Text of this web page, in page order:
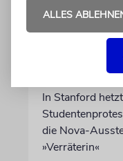
In Stanford
die Nova-
»Verräterin«
ALLES